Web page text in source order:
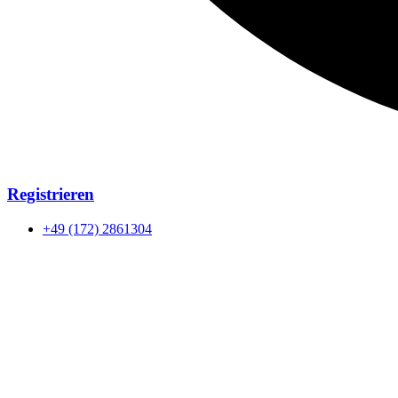
Registrieren
+49 (172) 2861304